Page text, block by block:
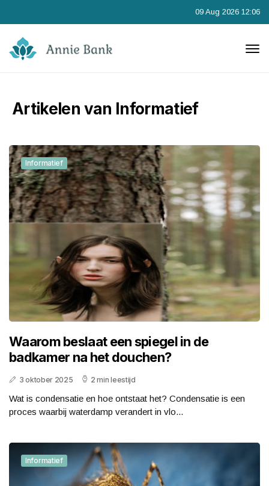
09 Aug 2026 12:06
Artikelen van Informatief
Informatief
Waarom beslaat een spiegel in de
badkamer na het douchen?
3 oktober 2025 2 min leestijd
Wat is condensatie en hoe ontstaat het? Condensatie is een
proces waarbij waterdamp verandert in vlo...
Informatief